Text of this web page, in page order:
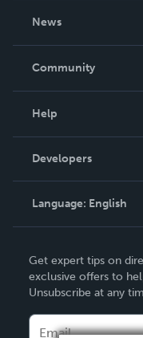
News
In The News
Community
Podcast
Help
Order Lookup
Knowledge Base
Contact Support
Developers
Language: English
Deutsch
Français
Get expert tips on
exclusive offers to
Unsubscribe at any